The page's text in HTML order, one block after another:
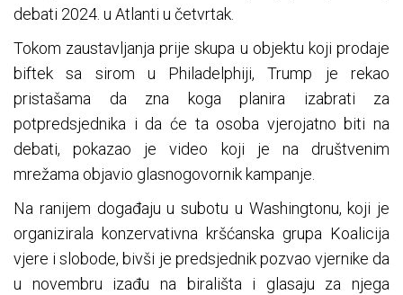
debati 2024. u Atlanti u četvrtak.
Tokom zaustavljanja prije skupa u objektu koji prodaje
biftek sa sirom u Philadelphiji, Trump je rekao
pristašama da zna koga planira izabrati za
potpredsjednika i da će ta osoba vjerojatno biti na
debati, pokazao je video koji je na društvenim
mrežama objavio glasnogovornik kampanje.
Na ranijem događaju u subotu u Washingtonu, koji je
organizirala konzervativna kršćanska grupa Koalicija
vjere i slobode, bivši je predsjednik pozvao vjernike da
u novembru izađu na birališta i glasaju za njega